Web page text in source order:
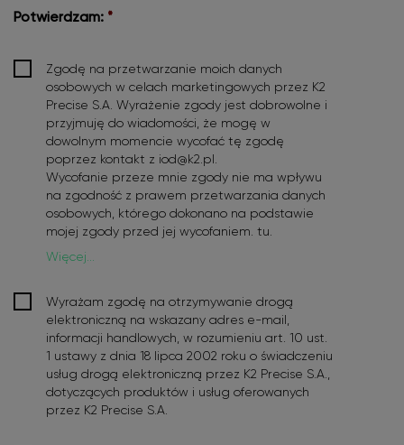
Potwierdzam: *
Zgodę na przetwarzanie moich danych
osobowych w celach marketingowych przez K2
Precise S.A. Wyrażenie zgody jest dobrowolne i
przyjmuję do wiadomości, że mogę w
dowolnym momencie wycofać tę zgodę
poprzez kontakt z iod@k2.pl.
Wycofanie przeze mnie zgody nie ma wpływu
na zgodność z prawem przetwarzania danych
osobowych, którego dokonano na podstawie
mojej zgody przed jej wycofaniem. tu
Więcej...
Potwierdzam: *
Wyrażam zgodę na otrzymywanie drogą
elektroniczną na wskazany adres e-mail,
informacji handlowych, w rozumieniu art. 10 ust.
1 ustawy z dnia 18 lipca 2002 roku o świadczeniu
usług drogą elektroniczną przez K2 Precise S.A.,
dotyczących produktów i usług oferowanych
przez K2 Precise S.A.